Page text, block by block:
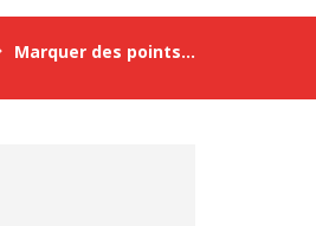
Marquer des points…